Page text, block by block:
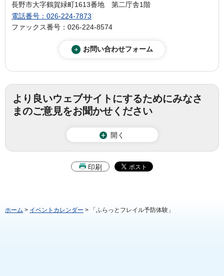
長野市大字鶴賀緑町1613番地 第二庁舎1階
電話番号：026-224-7873
ファックス番号：026-224-8574
より良いウェブサイトにするためにみなさ
まのご意見をお聞かせください
開く
印刷
ホーム > イベントカレンダー > 「ふらっとフレイル予防体験」